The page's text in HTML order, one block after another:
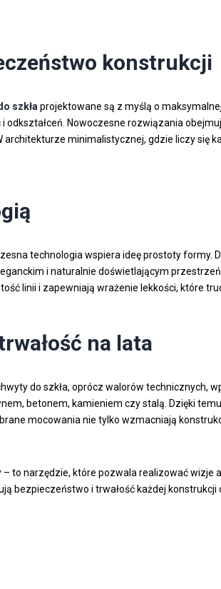
konstrukcji
szkła projektowane są z myślą o
odkształceń. Nowoczesne rozwiązania
minimalistycznej, gdzie liczy się
technologia wspiera ideę prostoty formy.
i naturalnie doświetlającym
linii i zapewniają wrażenie lekkości, które
na lata
do szkła, oprócz walorów
betonem, kamieniem czy stalą. Dzięki
mocowania nie tylko wzmacniają
to narzędzie, które pozwala realizować wizje
bezpieczeństwo i trwałość każdej konstrukcji